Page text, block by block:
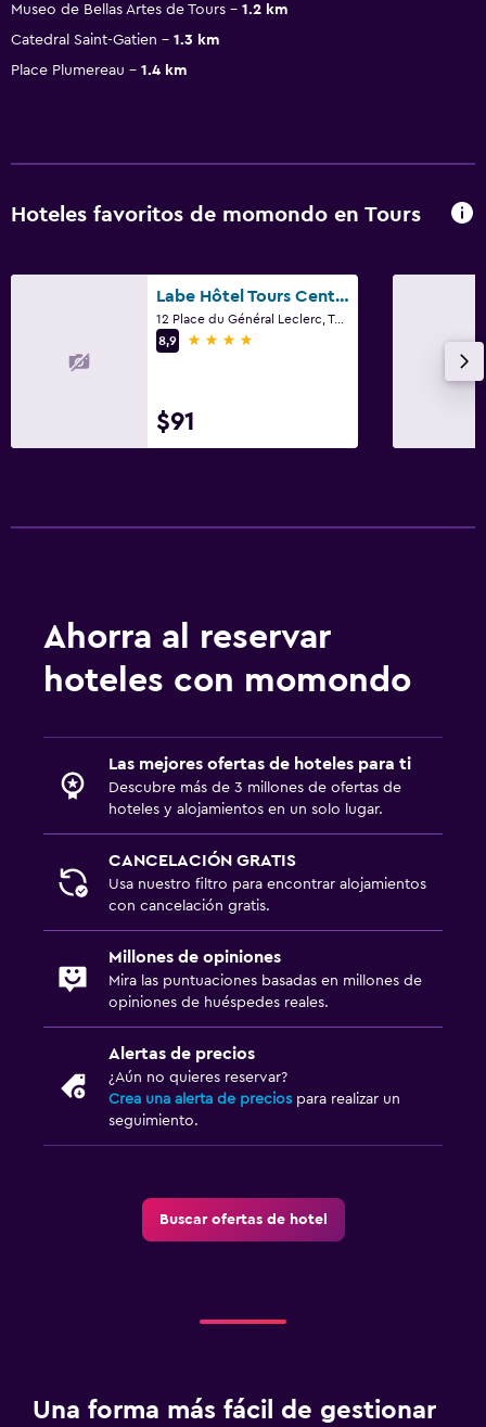
Museo de Bellas Artes de Tours
1.2 km
Catedral Saint-Gatien
1.3 km
Place Plumereau
1.4 km
Hoteles favoritos de momondo en Tours
Labe Hôtel Tours Centre Gare
12 Place du Général Leclerc, Tours, Indre y Loira
8,9
4 estrellas
$91
Ahorra al reservar
hoteles con momondo
Las mejores ofertas de hoteles para ti
Descubre más de 3 millones de ofertas de
hoteles y alojamientos en un solo lugar.
CANCELACIÓN GRATIS
Usa nuestro filtro para encontrar alojamientos
con cancelación gratis.
Millones de opiniones
Mira las puntuaciones basadas en millones de
opiniones de huéspedes reales.
Alertas de precios
¿Aún no quieres reservar?
Crea una alerta de precios para realizar un
seguimiento.
Buscar ofertas de hotel
Una forma más fácil de gestionar